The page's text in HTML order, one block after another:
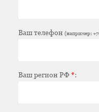
Ваш телефон (например:
Ваш регион РФ*: